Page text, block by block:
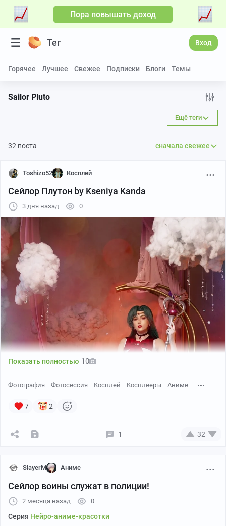
Пора повышать доход
Тег Вход
Горячее Лучшее Свежее Подписки Блоги Темы
Sailor Pluto
Ещё теги
32 поста сначала свежее
Toshizo52 Косплей
Сейлор Плутон by Kseniya Kanda
3 дня назад 0
Показать полностью 10
Фотография Фотосессия Косплей Косплееры Аниме
7 2
1 32
SlayerM Аниме
Сейлор воины служат в полиции!
2 месяца назад 0
Серия Нейро-аниме-красотки
Больше видео